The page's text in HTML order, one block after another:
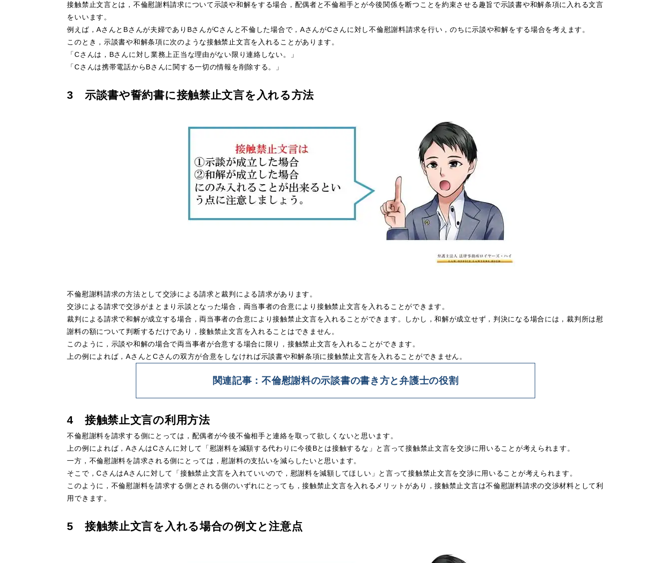
接触禁止文言とは，不倫慰謝料請求について示談や和解をする場合，配偶者と不倫相手とが今後関係を断つことを約束させる趣旨で示談書や和解条項に入れる文言
をいいます。
例えば，AさんとBさんが夫婦でありBさんがCさんと不倫した場合で，AさんがCさんに対し不倫慰謝料請求を行い，のちに示談や和解をする場合を考えます。
このとき，示談書や和解条項に次のような接触禁止文言を入れることがあります。
「Cさんは，Bさんに対し業務上正当な理由がない限り連絡しない。」
「Cさんは携帯電話からBさんに関する一切の情報を削除する。」
3 示談書や誓約書に接触禁止文言を入れる方法
不倫慰謝料請求の方法として交渉による請求と裁判による請求があります。
交渉による請求で交渉がまとまり示談となった場合 ， 両当事者の合意により接触禁止文言を入れることができます。
裁判による請求で和解が成立する場合，両当事者の合意により接触禁止文言を入れることができます。しかし，和解が成立せず， 判決になる場合には，裁判所は慰
謝料の額について判断するだけであり，接触禁止文言を入れることはできません。
このように，示談や和解の場合で両当事者が合意する場合に限り，接触禁止文言を入れることができます。
上の例によれば，AさんとCさんの双方が合意をしなければ示談書や和解条項に接触禁止文言を入れることができません。
関連記事：不倫慰謝料の示談書の書き方と弁護士の役割
4 接触禁止文言の利用方法
不倫慰謝料を請求する側にとっては，配偶者が今後不倫相手と連絡を取って欲しくないと思います。
上の例によれば，AさんはCさんに対して
「慰謝料を減額する代わりに今後Bとは接触するな」
と言って接触禁止文言を交渉に用いることが考えられます。
一方，不倫慰謝料を請求される側にとっては，慰謝料の支払いを減らしたいと思います。
そこで，CさんはAさんに対して
「接触禁止文言を入れていいので，慰謝料を減額してほしい」
と言って接触禁止文言を交渉に用いることが考えられます。
このように，不倫慰謝料を請求する側とされる側のいずれにとっても，接触禁止文言を入れるメリットがあり，接触禁止文言は不倫慰謝料請求の交渉材料として利
用できます。
5 接触禁止文言を入れる場合の例文と注意点